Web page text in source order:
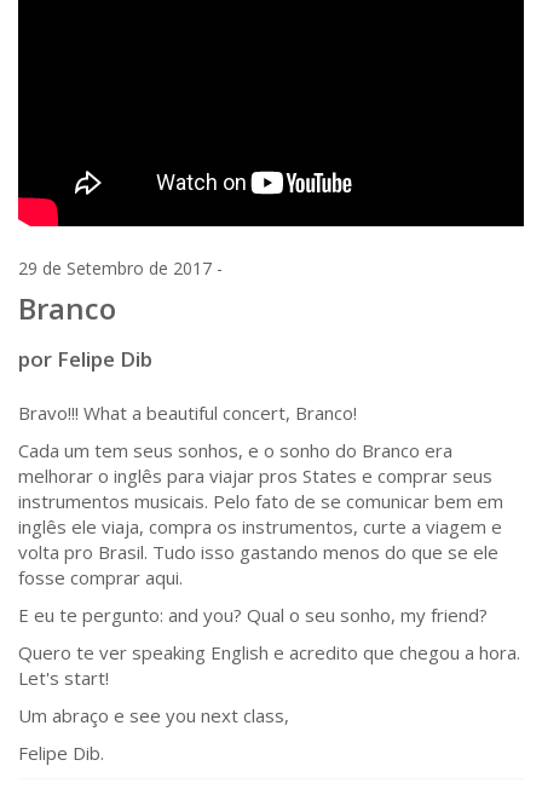
29 de Setembro de 2017 -
Branco
por Felipe Dib
Bravo!!! What a beautiful concert, Branco!
Cada um tem seus sonhos, e o sonho do Branco era
melhorar o inglês para viajar pros States e comprar seus
instrumentos musicais. Pelo fato de se comunicar bem em
inglês ele viaja, compra os instrumentos, curte a viagem e
volta pro Brasil. Tudo isso gastando menos do que se ele
fosse comprar aqui.
E eu te pergunto: and you? Qual o seu sonho, my friend?
Quero te ver speaking English e acredito que chegou a hora.
Let's start!
Um abraço e see you next class,
Felipe Dib.